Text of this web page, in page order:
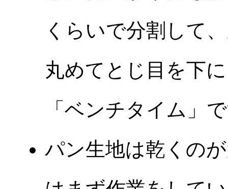
くらいで分割して
丸めてとじ目を下
「ベンチタイム」
パン生地は乾くの